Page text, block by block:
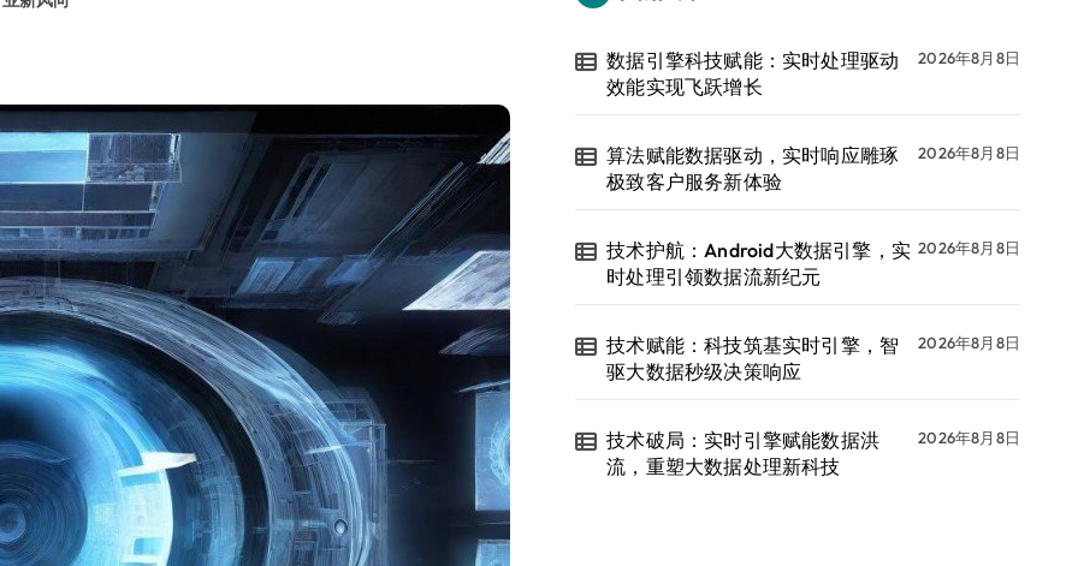
数据引擎科技赋能：实时处理驱动
效能实现飞跃增长
2026年8月8日
算法赋能数据驱动，实时响应雕琢
极致客户服务新体验
2026年8月8日
技术护航：Android大数据引擎，实
时处理引领数据流新纪元
2026年8月8日
技术赋能：科技筑基实时引擎，智
驱大数据秒级决策响应
2026年8月8日
技术破局：实时引擎赋能数据洪
流，重塑大数据处理新科技
2026年8月8日